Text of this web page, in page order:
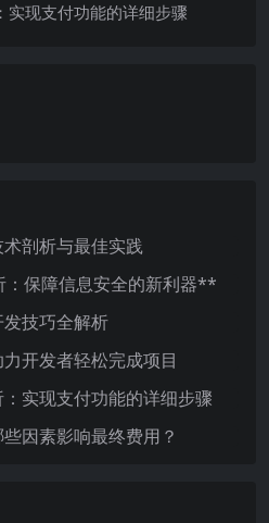
实现支付功能的详细步骤
剖析与最佳实践
保障信息安全的新利器**
技巧全解析
开发者轻松完成项目
实现支付功能的详细步骤
因素影响最终费用？